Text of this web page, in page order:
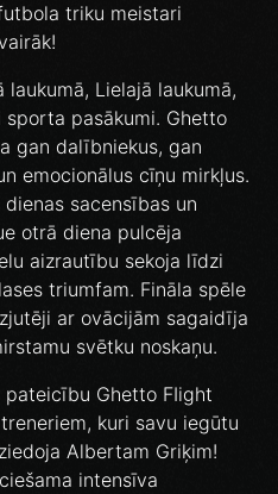
triku meistari
Lielajā laukumā,
pasākumi. Ghetto
gan dalībniekus, gan
emocionālus cīņu mirkļus.
sacensības un
otrā diena pulcēja
aizrautību sekoja līdzi
triumfam. Fināla spēle
ar ovācijām sagaidīja
svētku noskaņu.
Ghetto FIight
kuri savu iegūtu
Albertam Griķim!
intensīva